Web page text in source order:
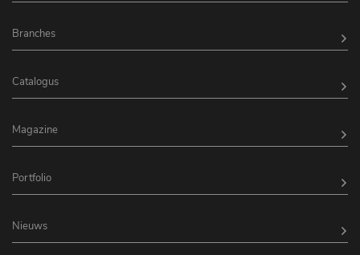
Branches
Catalogus
Magazine
Portfolio
Nieuws